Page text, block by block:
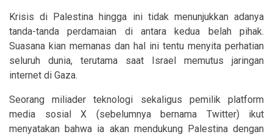
Krisis di Palestina hingga ini tidak menunjukkan adanya
tanda-tanda perdamaian di antara kedua belah pihak.
Suasana kian memanas dan hal ini tentu menyita perhatian
seluruh dunia, terutama saat Israel memutus jaringan
internet di Gaza.
Seorang miliader teknologi sekaligus pemilik
platform
media sosial X (sebelumnya bernama Twitter) ikut
menyatakan bahwa ia akan mendukung Palestina dengan